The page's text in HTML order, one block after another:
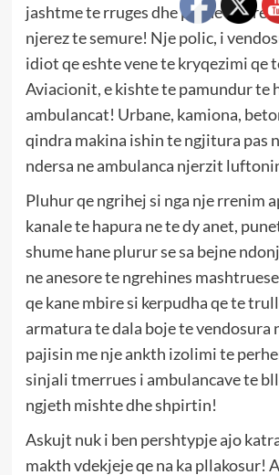
jashtme te rruges dhe pashe se
njerez te semure! Nje polic, i
idiot qe eshte vene te kryqezimi qe
Aviacionit, e kishte te pamundur te
ambulancat! Urbane, kamiona,
qindra makina ishin te ngjitura pas
ndersa ne ambulanca njerzit
Pluhur qe ngrihej si nga nje rrenim
kanale te hapura ne te dy anet,
shume hane plurur se sa bejne
ne anesore te ngrehines
qe kane mbire si kerpudha qe te
armatura te dala boje te vendosura
pajisin me nje ankth izolimi te
sinjali tmerrues i ambulancave te
ngjeth mishte dhe shpirtin!
Askujt nuk i ben pershtypje ajo
makth vdekjeje qe na ka pllakosur!